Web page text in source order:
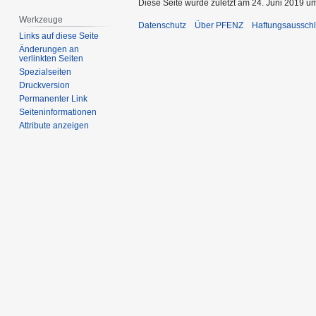
Werkzeuge
Links auf diese Seite
Änderungen an
verlinkten Seiten
Spezialseiten
Druckversion
Permanenter Link
Seiten­­informationen
Attribute anzeigen
Diese Seite wurde zuletzt am 24. Juni 2019
Datenschutz Über PFENZ